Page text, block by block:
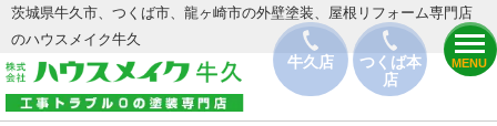
牛久店
つくば本
店
MENU
茨城県牛久市、つくば市、龍ヶ崎市の外壁塗装、屋根リフォーム専門店
のハウスメイク牛久